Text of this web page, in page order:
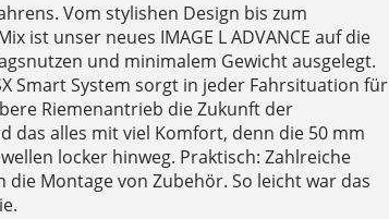
Vom stylishen Design bis zum
ist unser neues IMAGE L ADVANCE auf die
und minimalem Gewicht ausgelegt.
Smart System sorgt in jeder Fahrsituation für
Riemenantrieb die Zukunft der
das alles mit viel Komfort, denn die 50 mm
locker hinweg. Praktisch: Zahlreiche
Montage von Zubehör. So leicht war das